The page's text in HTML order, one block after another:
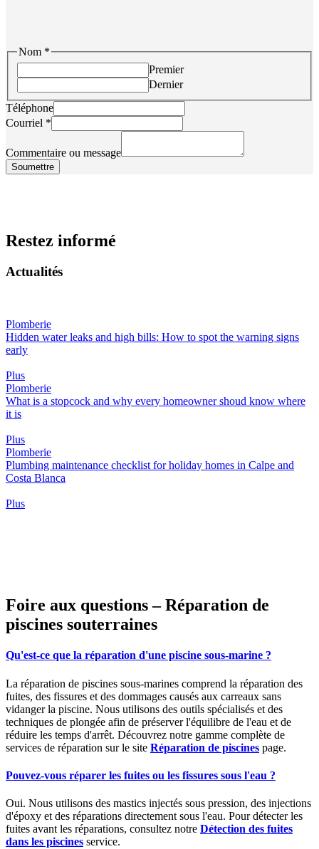
Nom *
Premier
Dernier
Téléphone
Courriel *
Commentaire ou message
Soumettre
Restez informé
Actualités
Plomberie
Hidden water leaks and high bills: How to spot the warning signs
early
Plus
Plomberie
What is a stopcock and why every homeowner shoud know where
it is
Plus
Plomberie
Plumbing maintenance checklist for holiday homes in Calpe and
Costa Blanca
Plus
Foire aux questions – Réparation de
piscines souterraines
Qu'est-ce que la réparation d'une piscine sous-marine ?
La réparation de piscines sous-marines comprend la réparation des
fuites, des fissures et des dommages causés aux carreaux sans
vidanger la piscine. Nous utilisons des outils spécialisés et des
techniques de plongée afin de préserver l'équilibre de l'eau et de
réduire les temps d'arrêt. Découvrez notre gamme complète de
services de réparation sur le site Réparation de piscines page.
Pouvez-vous réparer les fuites ou les fissures sous l'eau ?
Oui. Nous utilisons des mastics injectés sous pression, des injections
d'époxy et des réparations directement sous l'eau. Pour détecter les
fuites avant les réparations, consultez notre Détection des fuites
dans les piscines service.